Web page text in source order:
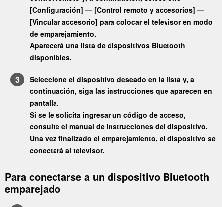
[Configuración] — [Control remoto y accesorios] —
[Vincular accesorio] para colocar el televisor en modo
de emparejamiento.
Aparecerá una lista de dispositivos Bluetooth
disponibles.
Seleccione el dispositivo deseado en la lista y, a
continuación, siga las instrucciones que aparecen en
pantalla.
Si se le solicita ingresar un código de acceso,
consulte el manual de instrucciones del dispositivo.
Una vez finalizado el emparejamiento, el dispositivo se
conectará al televisor.
Para conectarse a un dispositivo Bluetooth
emparejado